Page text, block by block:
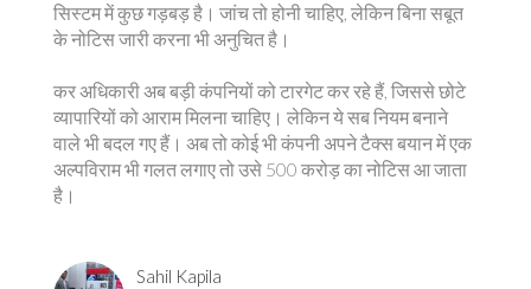
सिस्टम में कुछ गड़बड़ है। जांच तो होनी चाहिए, लेकिन बिना सबूत
के नोटिस जारी करना भी अनुचित है।
कर अधिकारी अब बड़ी कंपनियों को टारगेट कर रहे हैं, जिससे छोटे
व्यापारियों को आराम मिलना चाहिए। लेकिन ये सब नियम बनाने
वाले भी बदल गए हैं। अब तो कोई भी कंपनी अपने टैक्स बयान में एक
अल्पविराम भी गलत लगाए तो उसे 500 करोड़ का नोटिस आ जाता
है।
Sahil Kapila